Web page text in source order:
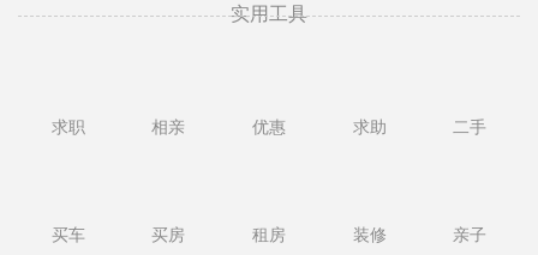
实用工具
求职 相亲 优惠 求助 二手
买车 买房 租房 装修 亲子